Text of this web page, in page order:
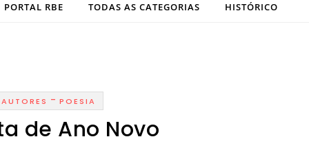
PORTAL RBE TODAS AS CATEGORIAS HISTÓRICO
AUTORES - POESIA
de Ano Novo